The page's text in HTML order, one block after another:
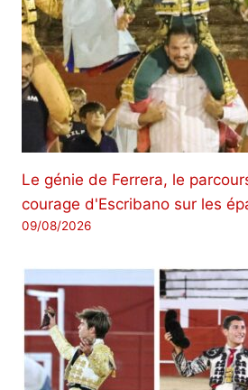
Le génie de Ferrera, le
courage d'Escribano sur les
09/08/2026